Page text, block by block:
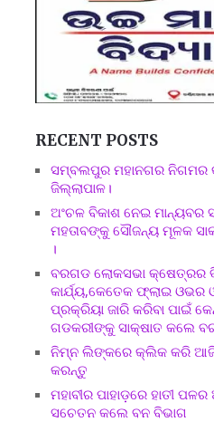
RECENT POSTS
ସମ୍ବଲପୁର ମହାନଗର ନିଗମର
ଜିଲ୍ଲାପାଳ।
ଅଂଚଳ ବିକାଶ ନେଇ ମାନ୍ୟବର
ମହତାବଙ୍କୁ ସୌଜନ୍ୟ ମୂଳକ
।
ବରଗଡ ଲୋକସଭା କ୍ଷେତ୍ରର
କାର୍ଯ୍ୟ,କେତେକ ଫ୍ଲାଇ ଓଭର
ପ୍ରକ୍ରିୟା ଜାରି କରିବା ପାଇଁ
ଗଡକରୀଙ୍କୁ ସାକ୍ଷାତ କଲେ
ନିମ୍ନ ଲିଙ୍କରେ କ୍ଲିକ କରି
କରନ୍ତୁ
ମହାବୀର ପାହାଡ଼ରେ ହାତୀ
ସଚେତନ କଲେ ବନ ବିଭାଗ